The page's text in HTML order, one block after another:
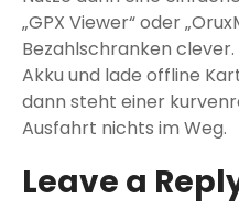
„GPX Viewer“ oder
Bezahlschranken
Akku und lade offline
dann steht einer
Ausfahrt nichts im Weg.
Leave a